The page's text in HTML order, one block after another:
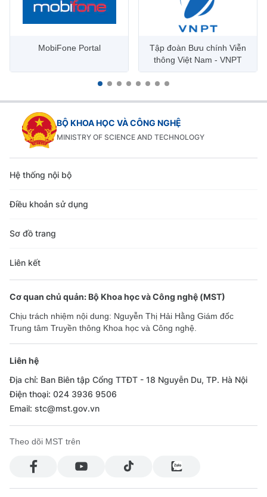
MobiFone Portal
Tập đoàn Bưu chính Viễn
thông Việt Nam - VNPT
BỘ KHOA HỌC VÀ CÔNG NGHỆ
MINISTRY OF SCIENCE AND TECHNOLOGY
Hệ thống nội bộ
Điều khoản sử dụng
Sơ đồ trang
Liên kết
Cơ quan chủ quản: Bộ Khoa học và Công nghệ (MST)
Chịu trách nhiệm nội dung: Nguyễn Thị Hải Hằng Giám đốc
Trung tâm Truyền thông Khoa học và Công nghệ.
Liên hệ
Địa chỉ: Ban Biên tập Cổng TTĐT - 18 Nguyễn Du, TP. Hà Nội
Điện thoại: 024 3936 9506
Email: stc@mst.gov.vn
Theo dõi MST trên